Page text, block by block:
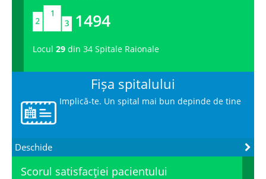
1494
Locul 29 din 34 Spitale Raionale
Fișa spitalului
Implică-te. Un spital mai bun depinde de tine
Deschide
Scorul satisfacţiei pacientului